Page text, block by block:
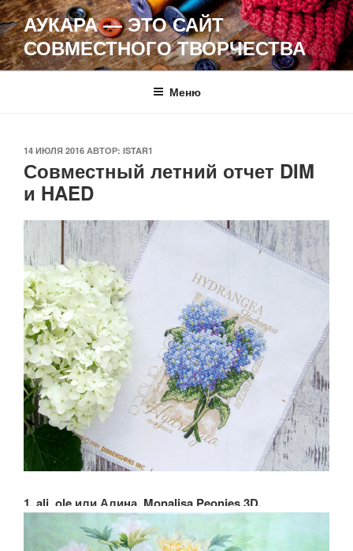
Перейти
к
содержимому
АУКАРА — ЭТО САЙТ
СОВМЕСТНОГО ТВОРЧЕСТВА
Меню
ОПУБЛИКОВАНО
14 ИЮЛЯ 2016 АВТОР: ISTAR1
Совместный летний отчет DIM
и HAED
1. ali_ole или Алина. Monalisa Peonies 3D.